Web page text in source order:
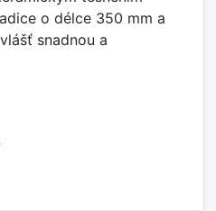
o délce 350 mm a
snadnou a